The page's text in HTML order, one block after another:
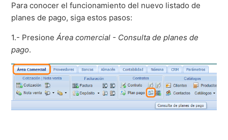
Complemento carta porte 3.1 ( Autotransporte
internacional).
Descuento por forma de pago en nota de venta
Facturas con RFC genérico extranjero
Carta porte 3.0 Autotransporte nacional
Para conocer el funcionamiento del nuevo listado de
planes de pago, siga estos pasos:
1.- PresioneÁrea comercial - Consulta de planes de
pago.